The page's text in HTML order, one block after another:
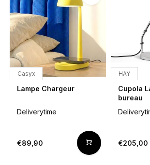
Casyx
Lampe Chargeur
Deliverytime
€89,90
HAY
Cupola
bureau
€205,00